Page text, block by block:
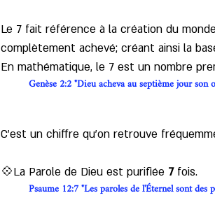
Le 7 fait référence à la création du
complètement achevé; créant ainsi la
En mathématique, le 7 est un nombre
Genèse 2:2 "Dieu acheva au septième jour
C'est un chiffre qu'on retrouve
💠La Parole de Dieu est purifiée 7 fois.
Psaume 12:7 "Les paroles de l'Éternel sont